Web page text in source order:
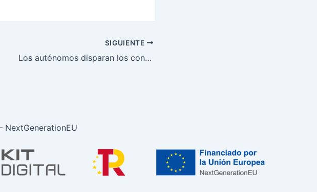
SIGUIENTE
Los autónomos disparan los concursos de acreedores
NextGenerationEU